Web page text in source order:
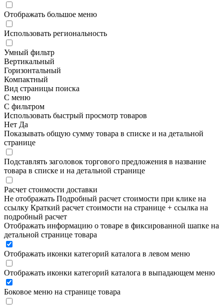
Отображать большое меню
Использовать региональность
Умный фильтр
Вертикальный
Горизонтальный
Компактный
Вид страницы поиска
С меню
С фильтром
Использовать быстрый просмотр товаров
Нет Да
Показывать общую сумму товара в списке и на детальной
странице
Подставлять заголовок торгового предложения в название
товара в списке и на детальной странице
Расчет стоимости доставки
Не отображать Подробный расчет стоимости при клике на
ссылку Краткий расчет стоимости на странице + ссылка на
подробный расчет
Отображать информацию о товаре в фиксированной шапке на
детальной странице товара
Отображать иконки категорий каталога в левом меню
Отображать иконки категорий каталога в выпадающем меню
Боковое меню на странице товара